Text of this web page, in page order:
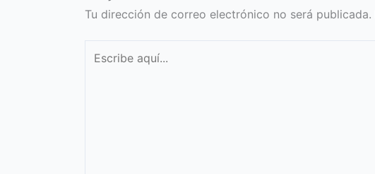
Tu dirección de correo electrónico no será publicada.
aquí...